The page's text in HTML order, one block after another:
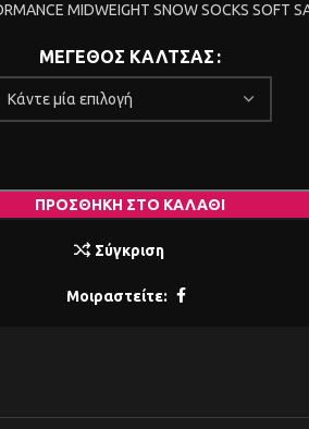
MIDWEIGHT SNOW SOCKS SOFT
ΜΕΓΕΘΟΣ ΚΑΛΤΣΑΣ
ΠΡΟΣΘΉΚΗ ΣΤΟ ΚΑΛΆΘΙ
Σύγκριση
Μοιραστείτε: